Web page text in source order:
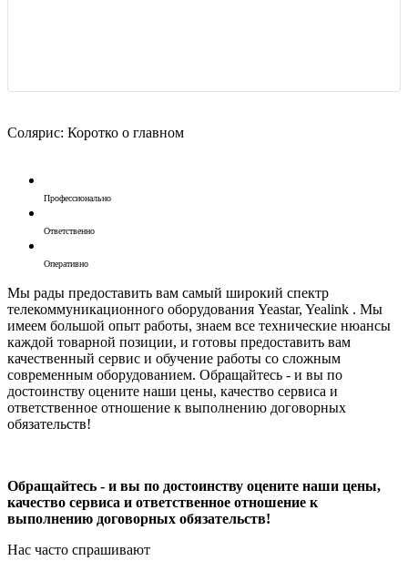
Солярис: Коротко о главном
Профессионально
Ответственно
Оперативно
Мы рады предоставить вам самый широкий спектр
телекоммуникационного оборудования Yeastar, Yealink . Мы
имеем большой опыт работы, знаем все технические нюансы
каждой товарной позиции, и готовы предоставить вам
качественный сервис и обучение работы со сложным
современным оборудованием. Обращайтесь - и вы по
достоинству оцените наши цены, качество сервиса и
ответственное отношение к выполнению договорных
обязательств!
Обращайтесь - и вы по достоинству оцените наши цены,
качество сервиса и ответственное отношение к
выполнению договорных обязательств!
Нас часто спрашивают